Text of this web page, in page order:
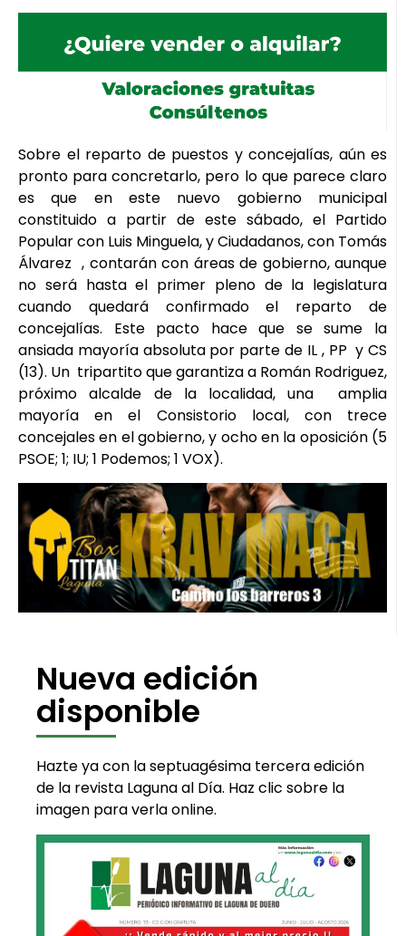
Sobre el reparto de puestos y concejalías, aún es
pronto para concretarlo, pero lo que parece claro
es que en este nuevo gobierno municipal
constituido a partir de este sábado, el Partido
Popular con Luis Minguela, y Ciudadanos, con Tomás
Álvarez , contarán con áreas de gobierno, aunque
no será hasta el primer pleno de la legislatura
cuando quedará confirmado el reparto de
concejalías. Este pacto hace que se sume la
ansiada mayoría absoluta por parte de IL , PP y CS
(13). Un tripartito que garantiza a Román Rodriguez,
próximo alcalde de la localidad, una amplia
mayoría en el Consistorio local, con trece
concejales en el gobierno, y ocho en la oposición (5
PSOE; 1; IU; 1 Podemos; 1 VOX).
Nueva edición
disponible
Hazte ya con la septuagésima tercera edición
de la revista Laguna al Día. Haz clic sobre la
imagen para verla online.